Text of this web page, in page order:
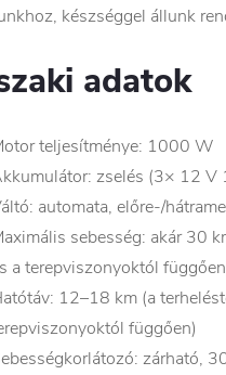
készséggel állunk
adatok
teljesítménye: 1000 W
zselés (3× 12 V
automata, előre-/
sebesség: akár 30
a terepviszonyoktól
12–18 km (a
függően)
zárható,